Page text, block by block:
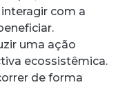
com a
uma ação
ecossistêmica.
de forma